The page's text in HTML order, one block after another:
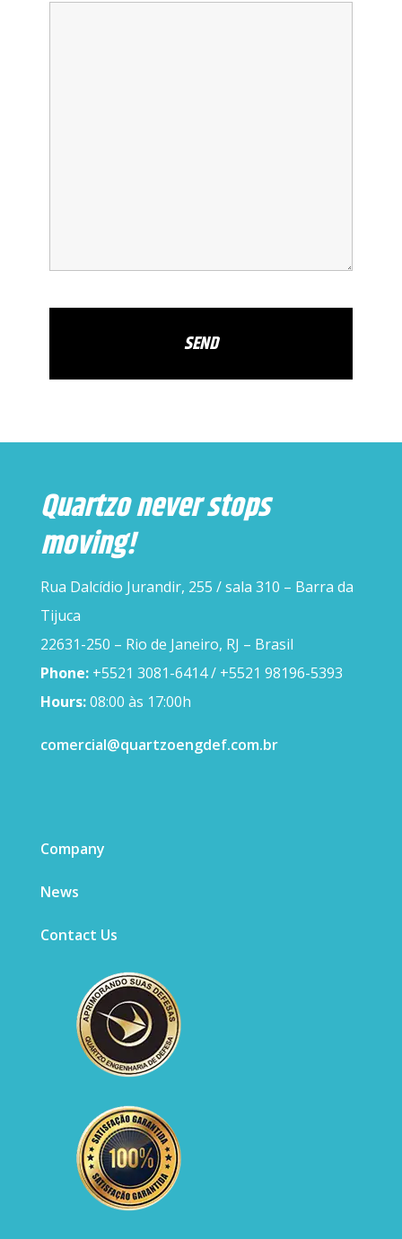
Quartzo never stops
moving!
Rua Dalcídio Jurandir, 255 / sala 310 – Barra da
Tijuca
22631-250 – Rio de Janeiro, RJ – Brasil
Phone:+5521 3081-6414 / +5521 98196-5393
Hours:08:00 às 17:00h
comercial@quartzoengdef.com.br
Company
News
Contact Us